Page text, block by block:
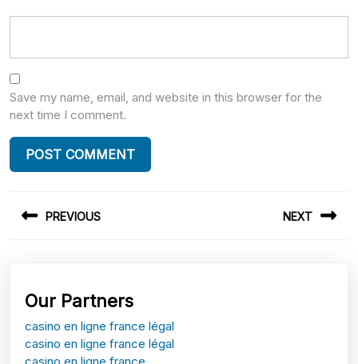
Save my name, email, and website in this browser for the
next time I comment.
navigation
PREVIOUS NEXT
Our Partners
casino en ligne france légal
casino en ligne france légal